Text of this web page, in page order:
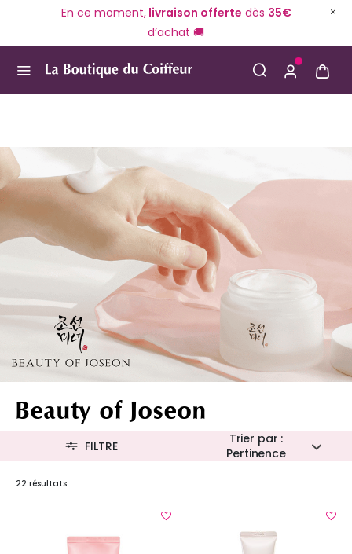
En ce moment,livraison offerte dès 35€
d’achat 🚚
Beauty of Joseon
Trier par :
Pertinence
FILTRE
22 résultats